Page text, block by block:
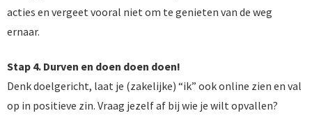
acties en vergeet vooral niet om te genieten van de weg
ernaar.
Stap 4. Durven en doen doen doen!
Denk doelgericht, laat je (zakelijke) “ik” ook online zien en val
op in positieve zin. Vraag jezelf af bij wie je wilt opvallen?